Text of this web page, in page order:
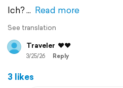
Ich?
Read more
See translation
Traveler ❤️❤️
3/25/26 Reply
3 likes